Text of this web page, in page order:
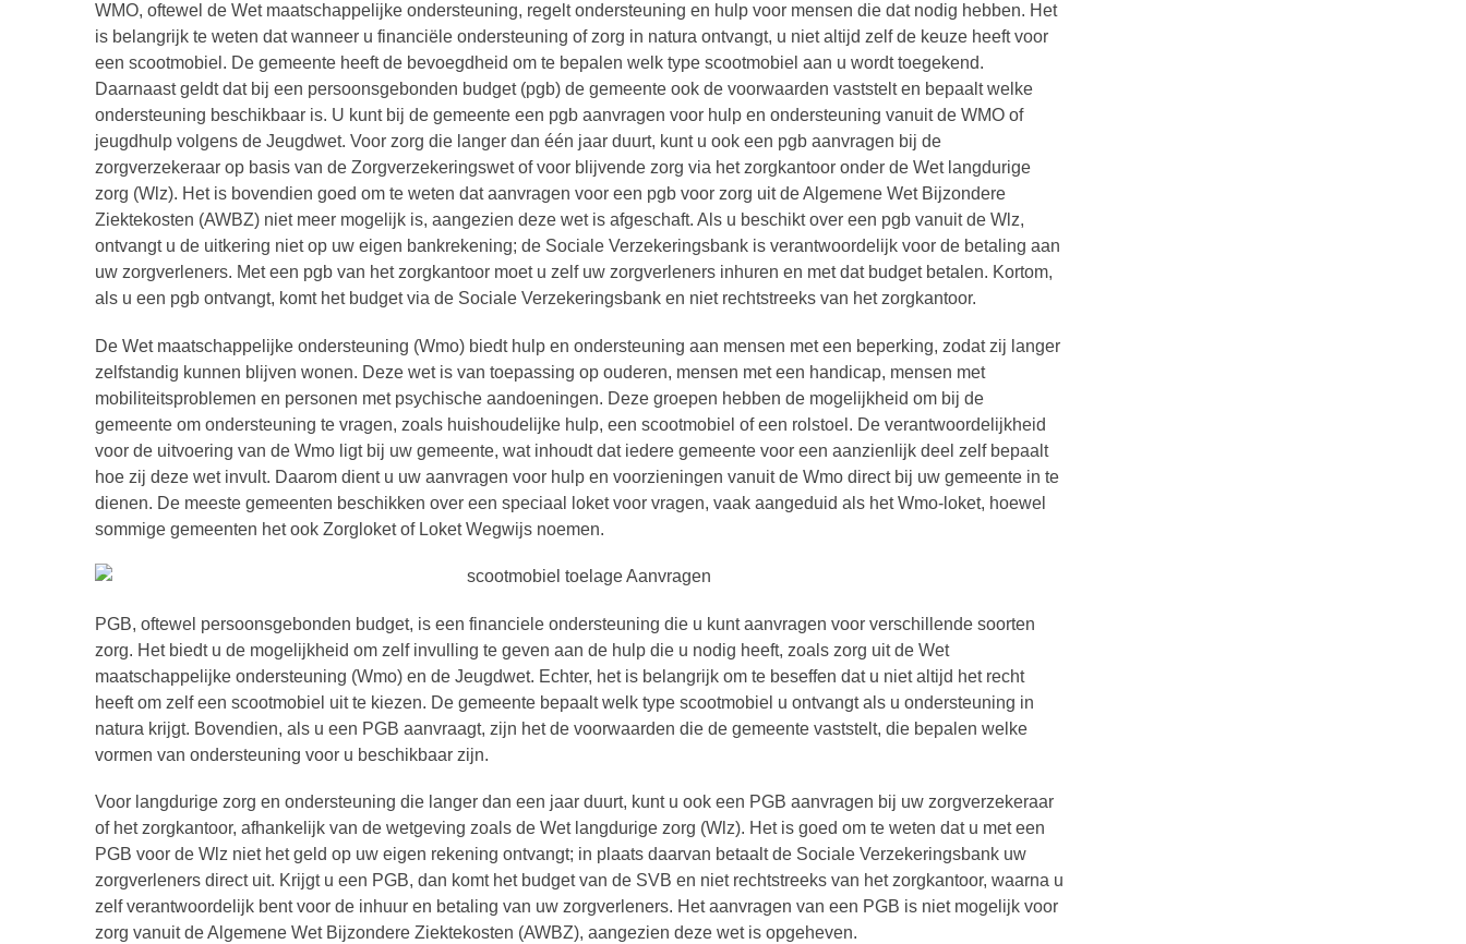
WMO, oftewel de Wet maatschappelijke ondersteuning, regelt ondersteuning en hulp voor mensen die dat nodig hebben. Het
is belangrijk te weten dat wanneer u financiële ondersteuning of zorg in natura ontvangt, u niet altijd zelf de keuze heeft voor
een scootmobiel. De gemeente heeft de bevoegdheid om te bepalen welk type scootmobiel aan u wordt toegekend.
Daarnaast geldt dat bij een persoonsgebonden budget (pgb) de gemeente ook de voorwaarden vaststelt en bepaalt welke
ondersteuning beschikbaar is. U kunt bij de gemeente een pgb aanvragen voor hulp en ondersteuning vanuit de WMO of
jeugdhulp volgens de Jeugdwet. Voor zorg die langer dan één jaar duurt, kunt u ook een pgb aanvragen bij de
zorgverzekeraar op basis van de Zorgverzekeringswet of voor blijvende zorg via het zorgkantoor onder de Wet langdurige
zorg (Wlz). Het is bovendien goed om te weten dat aanvragen voor een pgb voor zorg uit de Algemene Wet Bijzondere
Ziektekosten (AWBZ) niet meer mogelijk is, aangezien deze wet is afgeschaft. Als u beschikt over een pgb vanuit de Wlz,
ontvangt u de uitkering niet op uw eigen bankrekening; de Sociale Verzekeringsbank is verantwoordelijk voor de betaling aan
uw zorgverleners. Met een pgb van het zorgkantoor moet u zelf uw zorgverleners inhuren en met dat budget betalen. Kortom,
als u een pgb ontvangt, komt het budget via de Sociale Verzekeringsbank en niet rechtstreeks van het zorgkantoor.
De Wet maatschappelijke ondersteuning (Wmo) biedt hulp en ondersteuning aan mensen met een beperking, zodat zij langer
zelfstandig kunnen blijven wonen. Deze wet is van toepassing op ouderen, mensen met een handicap, mensen met
mobiliteitsproblemen en personen met psychische aandoeningen. Deze groepen hebben de mogelijkheid om bij de
gemeente om ondersteuning te vragen, zoals huishoudelijke hulp, een scootmobiel of een rolstoel. De verantwoordelijkheid
voor de uitvoering van de Wmo ligt bij uw gemeente, wat inhoudt dat iedere gemeente voor een aanzienlijk deel zelf bepaalt
hoe zij deze wet invult. Daarom dient u uw aanvragen voor hulp en voorzieningen vanuit de Wmo direct bij uw gemeente in te
dienen. De meeste gemeenten beschikken over een speciaal loket voor vragen, vaak aangeduid als het Wmo-loket, hoewel
sommige gemeenten het ook Zorgloket of Loket Wegwijs noemen.
PGB, oftewel persoonsgebonden budget, is een financiele ondersteuning die u kunt aanvragen voor verschillende soorten
zorg. Het biedt u de mogelijkheid om zelf invulling te geven aan de hulp die u nodig heeft, zoals zorg uit de Wet
maatschappelijke ondersteuning (Wmo) en de Jeugdwet. Echter, het is belangrijk om te beseffen dat u niet altijd het recht
heeft om zelf een scootmobiel uit te kiezen. De gemeente bepaalt welk type scootmobiel u ontvangt als u ondersteuning in
natura krijgt. Bovendien, als u een PGB aanvraagt, zijn het de voorwaarden die de gemeente vaststelt, die bepalen welke
vormen van ondersteuning voor u beschikbaar zijn.
Voor langdurige zorg en ondersteuning die langer dan een jaar duurt, kunt u ook een PGB aanvragen bij uw zorgverzekeraar
of het zorgkantoor, afhankelijk van de wetgeving zoals de Wet langdurige zorg (Wlz). Het is goed om te weten dat u met een
PGB voor de Wlz niet het geld op uw eigen rekening ontvangt; in plaats daarvan betaalt de Sociale Verzekeringsbank uw
zorgverleners direct uit. Krijgt u een PGB, dan komt het budget van de SVB en niet rechtstreeks van het zorgkantoor, waarna u
zelf verantwoordelijk bent voor de inhuur en betaling van uw zorgverleners. Het aanvragen van een PGB is niet mogelijk voor
zorg vanuit de Algemene Wet Bijzondere Ziektekosten (AWBZ), aangezien deze wet is opgeheven.